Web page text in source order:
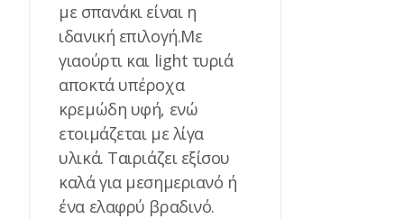
με σπανάκι είναι η
ιδανική επιλογή.Με
γιαούρτι και light τυριά
αποκτά υπέροχα
κρεμώδη υφή, ενώ
ετοιμάζεται με λίγα
υλικά. Ταιριάζει εξίσου
καλά για μεσημεριανό ή
ένα ελαφρύ βραδινό.